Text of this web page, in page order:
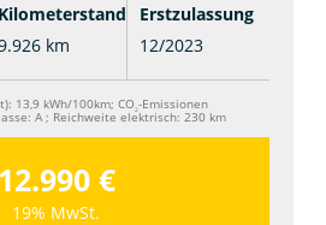
Kilometerstand
km
Erstzulassung
12/2023
13,9 kWh/100km; CO2-Emissionen
A ; Reichweite elektrisch: 230 km
12.990 €
19% MwSt.